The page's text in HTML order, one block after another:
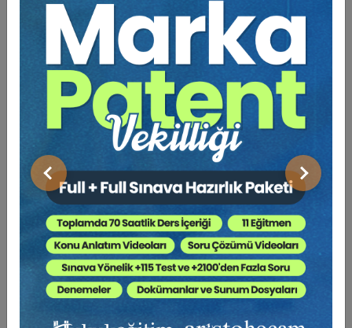
Önceki Sonraki
BENZER VIDEO EĞITIMLER
Video Eğitim Abonesi Ol: Sadece 5490 TL / Yıllık